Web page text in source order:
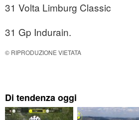
31 Volta Limburg Classic
31 Gp Indurain.
© RIPRODUZIONE VIETATA
Di tendenza oggi